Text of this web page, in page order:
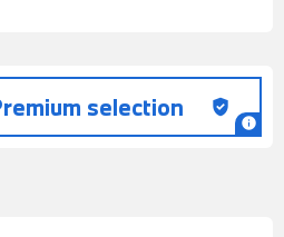
selection gpp_good
info